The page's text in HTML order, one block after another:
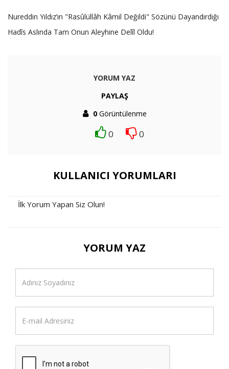
Nureddin Yıldız’ın "Rasûlüllâh Kâmil Değildi" Sözünü Dayandırdığı
Hadîs Aslında Tam Onun Aleyhine Delîl Oldu!
YORUM YAZ
PAYLAŞ
0Görüntülenme
0 0
KULLANICI YORUMLARI
İlk Yorum Yapan Siz Olun!
YORUM YAZ